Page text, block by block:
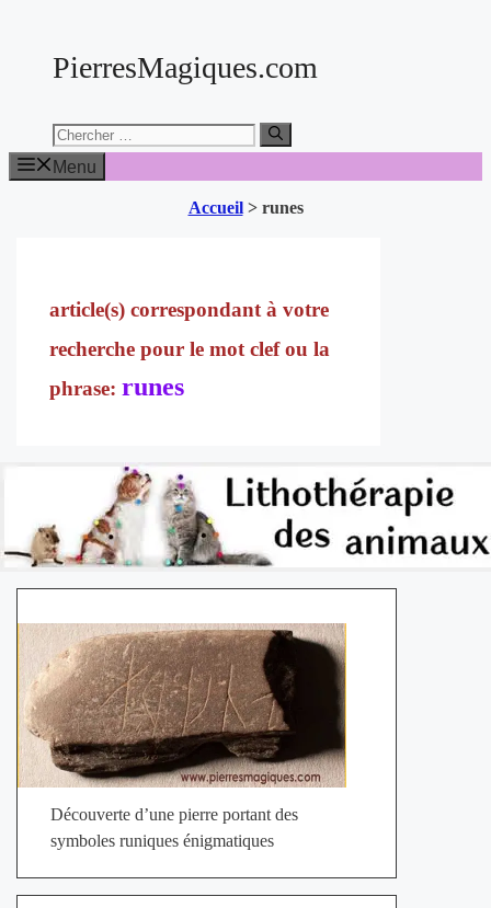
contenuPierresMagiques.com
Chercher:
Menu
Accueil> runes
runes
Découverte d’une pierre portant des
symboles runiques énigmatiques